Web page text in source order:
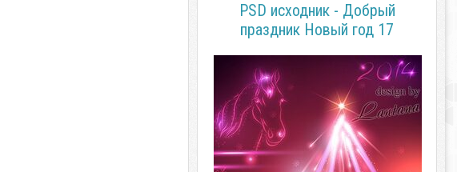
PSD исходник - Добрый
праздник Новый год 17